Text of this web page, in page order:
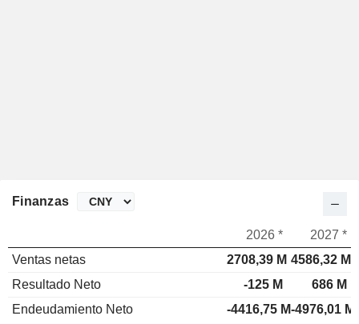
Finanzas
2026 *
2027 *
Ventas netas
2708,39 M 4586,32 M
Resultado Neto
-125 M
686 M
Endeudamiento Neto
-4416,75 M-4976,01 M